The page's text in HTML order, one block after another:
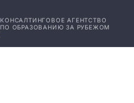
КОНСАЛТИНГОВОЕ АГЕНТСТВО
ПО ОБРАЗОВАНИЮ ЗА РУБЕЖОМ